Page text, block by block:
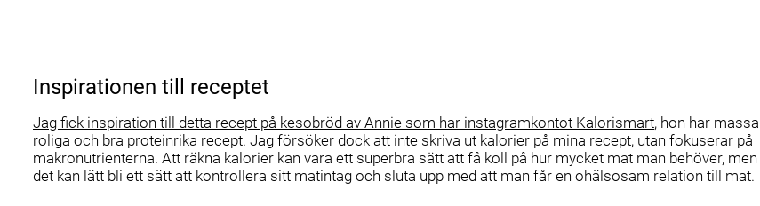
Inspirationen till receptet
Jag fick inspiration till detta recept på kesobröd av Annie som har instagramkontot Kalorismart, hon har massa
roliga och bra proteinrika recept. Jag försöker dock att inte skriva ut kalorier på mina recept, utan fokuserar på
makronutrienterna. Att räkna kalorier kan vara ett superbra sätt att få koll på hur mycket mat man behöver, men
det kan lätt bli ett sätt att kontrollera sitt matintag och sluta upp med att man får en ohälsosam relation till mat.